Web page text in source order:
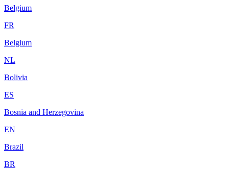
Belgium
FR
Belgium
NL
Bolivia
ES
Bosnia and Herzegovina
EN
Brazil
BR